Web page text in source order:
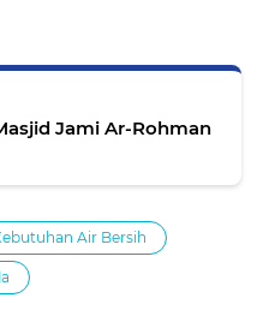
Jami Ar-Rohman
Air Bersih